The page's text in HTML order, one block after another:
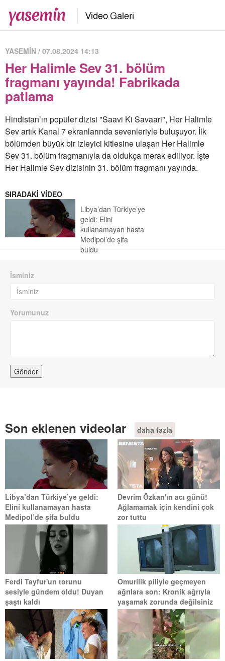
YASEMİN / 07.08.2024 14:13
Her Halimle Sev 31. bölüm
fragmanı yayında! Fabrikada
patlama
Hindistan’ın popüler dizisi "Saavi Ki Savaari", Her Halimle
Sev artık Kanal 7 ekranlarında sevenleriyle buluşuyor. İlk
bölümden büyük bir izleyici kitlesine ulaşan Her Halimle
Sev 31. bölüm fragmanıyla da oldukça merak ediliyor. İşte
Her Halimle Sev dizisinin 31. bölüm fragmanı yayında.
SIRADAKİ VİDEO
Libya’dan Türkiye’ye
geldi: Elini
kullanamayan hasta
Medipol’de şifa
buldu
İsminiz
Yorumunuz
Son eklenen videolar daha fazla
Libya’dan Türkiye’ye geldi:
Elini kullanamayan hasta
Medipol’de şifa buldu
Devrim Özkan'ın acı günü!
Ağlamamak için kendini çok
zor tuttu
Ferdi Tayfur'un torunu
sesiyle gündem oldu! Duyan
şaştı kaldı
Omurilik piliyle geçmeyen
ağrılara son: Kronik ağrıyla
yaşamak zorunda değilsiniz